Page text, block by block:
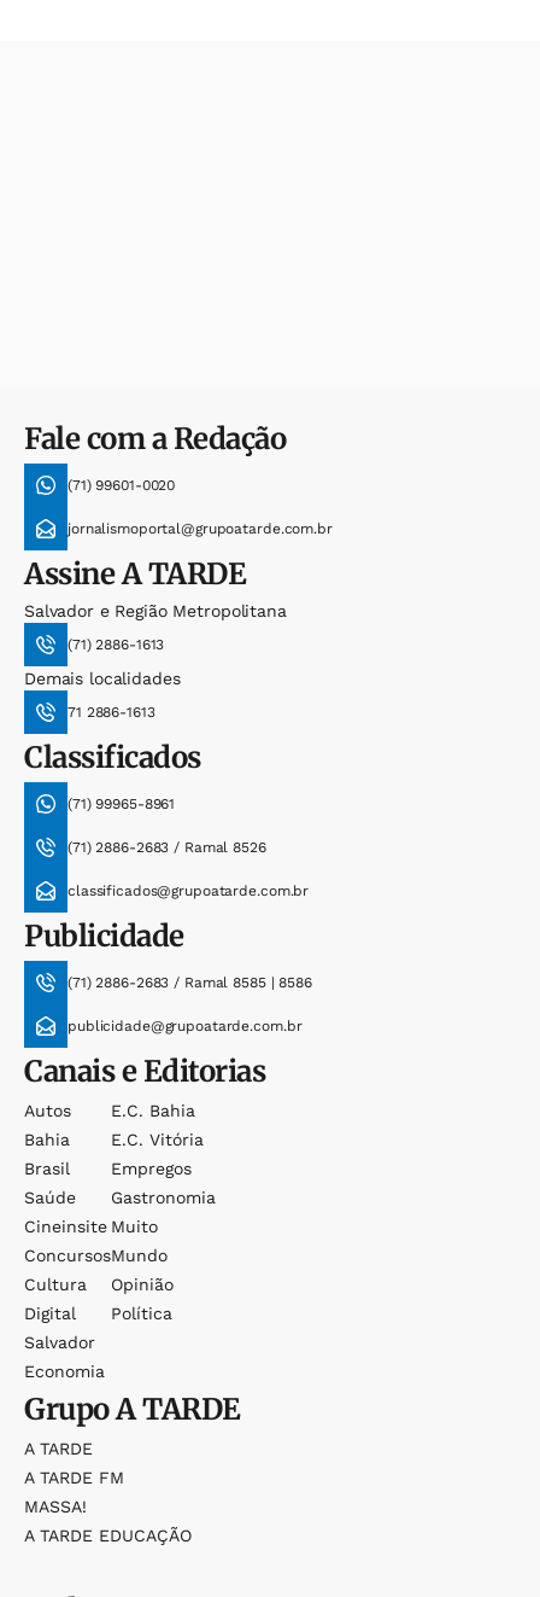
Fale com a Redação
(71) 99601-0020
jornalismoportal@grupoatarde.com.br
AssineA TARDE
Salvador e Região Metropolitana
(71) 2886-1613
Demais localidades
71 2886-1613
Classificados
(71) 99965-8961
(71) 2886-2683 / Ramal 8526
classificados@grupoatarde.com.br
Publicidade
(71) 2886-2683 / Ramal 8585 | 8586
publicidade@grupoatarde.com.br
Canais e Editorias
Autos
Bahia
Brasil
Saúde
Cineinsite
Concursos
Cultura
Digital
Salvador
Economia
E.c. Bahia
E.c. Vitória
Empregos
Gastronomia
Muito
Mundo
Opinião
Política
GrupoA TARDE
A TARDE
A TARDE FM
MASSA!
A TARDE EDUCAÇÃO